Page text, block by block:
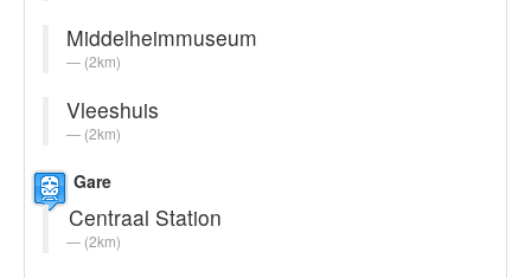
Middelheimmuseum
(2km)
Vleeshuis
(2km)
Gare
Centraal Station
(2km)